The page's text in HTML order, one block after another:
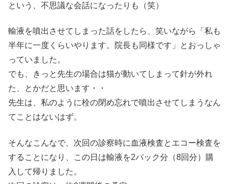
という、不思議な会話になったりも（笑）
輸液を噴出させてしまった話をしたら、笑いながら「私も
半年に一度くらいやります。院長も同様です」とおっしゃ
っていました。
でも、きっと先生の場合は猫が動いてしまって針が外れ
た、とかだと思います・・
先生は、私のように栓の閉め忘れで噴出させてしまうなん
てことはないはず。
そんなこんなで、次回の診察時に血液検査とエコー検査を
することになり、この日は輸液を2パック分（8回分）購
入して帰りました。